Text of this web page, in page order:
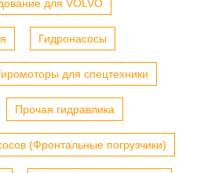
для VOLVO
Гидронасосы
для спецтехники
Прочая гидравлика
(Фронтальные погрузчики)